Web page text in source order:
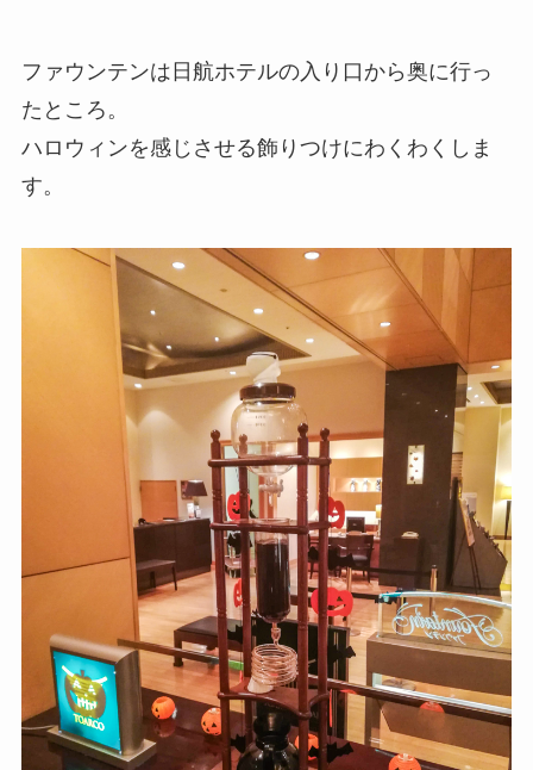
ファウンテンは日航ホテルの入り口から奥に行っ
たところ。
ハロウィンを感じさせる飾りつけにわくわくしま
す。